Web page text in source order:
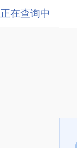
正在查询中